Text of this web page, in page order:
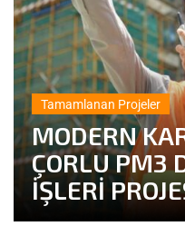
Tamamlanan Projeler
MODERN
ÇORLU PM3
İŞLERİ